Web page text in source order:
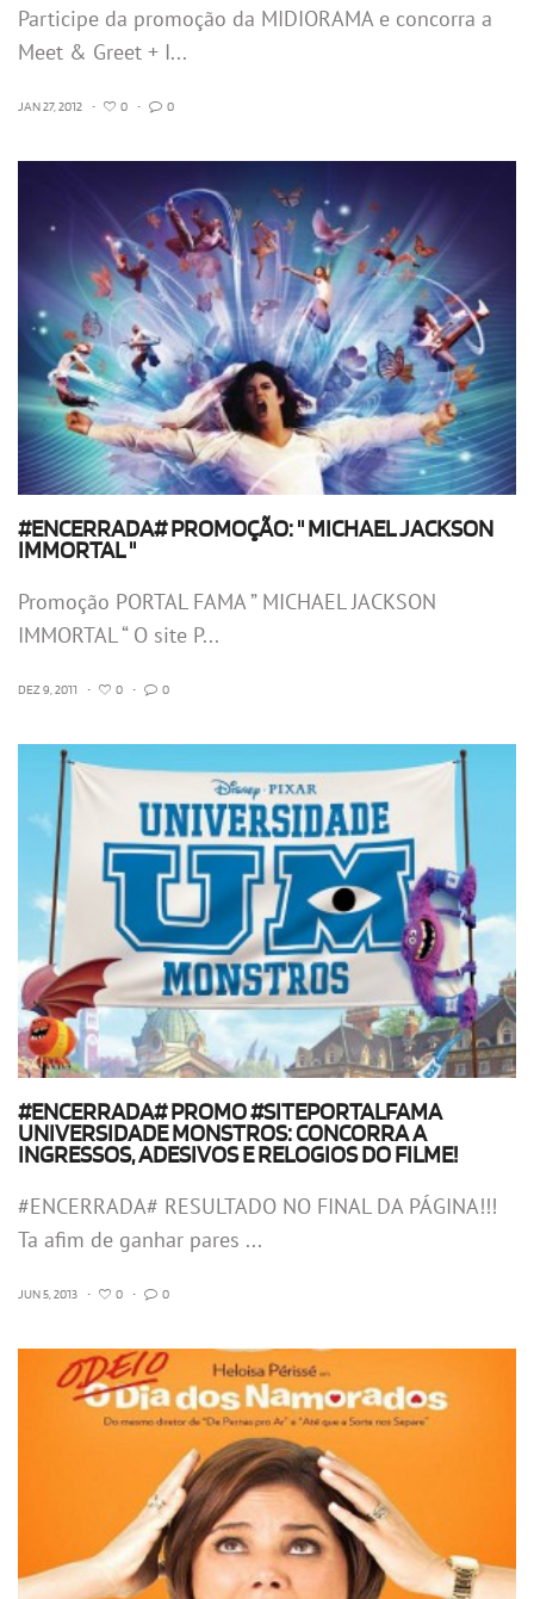
Participe da promoção da MIDIORAMA e concorra a
Meet & Greet + I...
JAN 27, 2012 • 0 • 0
#ENCERRADA# PROMOÇÃO: " MICHAEL JACKSON
IMMORTAL "
Promoção PORTAL FAMA ” MICHAEL JACKSON
IMMORTAL “ O site P...
DEZ 9, 2011 • 0 • 0
#ENCERRADA# PROMO #SITEPORTALFAMA
UNIVERSIDADE MONSTROS: CONCORRA A
INGRESSOS, ADESIVOS E RELOGIOS DO FILME!
#ENCERRADA# RESULTADO NO FINAL DA PÁGINA!!!
Ta afim de ganhar pares ...
JUN 5, 2013 • 0 • 0